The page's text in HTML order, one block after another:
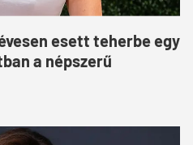
esett teherbe egy
a népszerű